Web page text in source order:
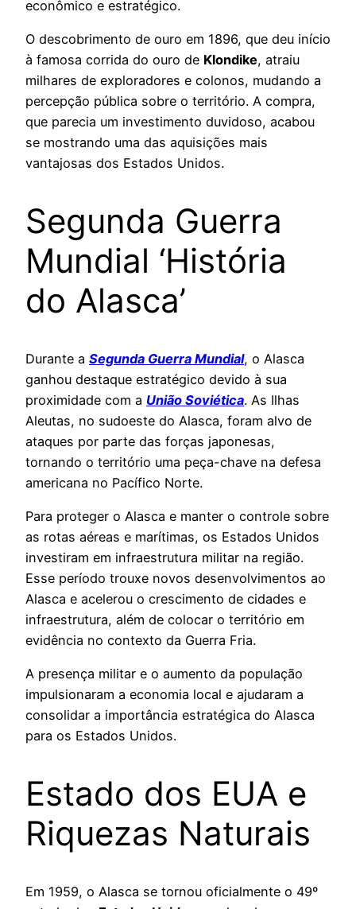
econômico e estratégico.
O descobrimento de ouro em 1896, que deu início
à famosa corrida do ouro de Klondike, atraiu
milhares de exploradores e colonos, mudando a
percepção pública sobre o território. A compra,
que parecia um investimento duvidoso, acabou
se mostrando uma das aquisições mais
vantajosas dos Estados Unidos.
Segunda Guerra
Mundial ‘História
do Alasca’
Durante a Segunda Guerra Mundial, o Alasca
ganhou destaque estratégico devido à sua
proximidade com a União Soviética. As Ilhas
Aleutas, no sudoeste do Alasca, foram alvo de
ataques por parte das forças japonesas,
tornando o território uma peça-chave na defesa
americana no Pacífico Norte.
Para proteger o Alasca e manter o controle sobre
as rotas aéreas e marítimas, os Estados Unidos
investiram em infraestrutura militar na região.
Esse período trouxe novos desenvolvimentos ao
Alasca e acelerou o crescimento de cidades e
infraestrutura, além de colocar o território em
evidência no contexto da Guerra Fria.
A presença militar e o aumento da população
impulsionaram a economia local e ajudaram a
consolidar a importância estratégica do Alasca
para os Estados Unidos.
Estado dos EUA e
Riquezas Naturais
Em 1959, o Alasca se tornou oficialmente o 49º